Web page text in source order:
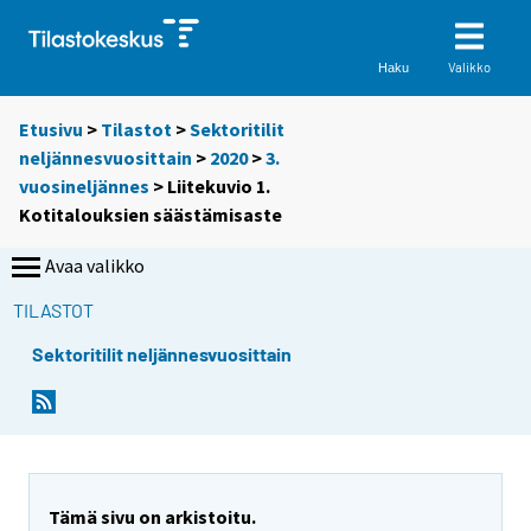
Haku Valikko
Etusivu > Tilastot >Sektoritilit
neljännesvuosittain > 2020>3.
vuosineljännes > Liitekuvio 1.
Kotitalouksien säästämisaste
Avaa valikko
TILASTOT
Sektoritilit neljännesvuosittain
Tämä sivu on arkistoitu.